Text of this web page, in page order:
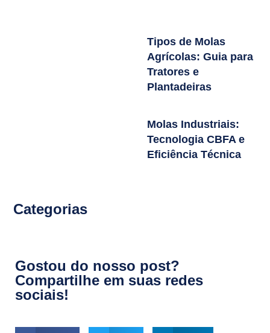
Tipos de Molas
Agrícolas: Guia para
Tratores e
Plantadeiras
Molas Industriais:
Tecnologia CBFA e
Eficiência Técnica
Categorias
Gostou do nosso post?
Compartilhe em suas redes
sociais!